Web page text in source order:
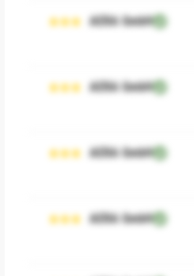
AERA GmbH
AERA GmbH
AERA GmbH
AERA GmbH